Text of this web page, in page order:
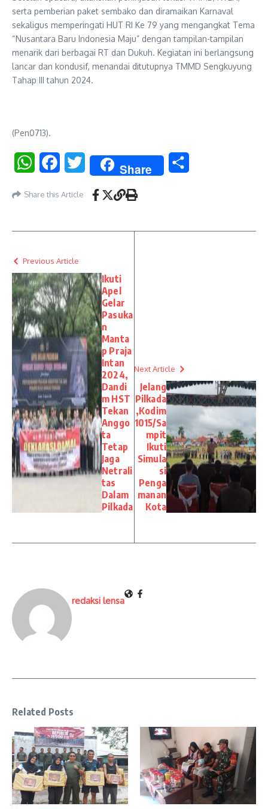
serta pemberian paket sembako dan diramaikan Karnaval
sekaligus memperingati HUT RI Ke 79 yang mengangkat Tema
“Nusantara Baru Indonesia Maju” dengan tampilan-tampilan
menarik dari berbagai RT dan Dukuh. Kegiatan ini berlangsung
lancar dan kondusif, menandai ditutupnya TMMD Sengkuyung
Tahap III tahun 2024.
(Pen0713).
WhatsAppFacebookTwitter Share
Share this Article
Previous Article
Ikuti
Apel
Gelar
Pasuka
n
Manta
p Praja
Intan
2024,
Dandi
m HST
Tekan
Anggo
ta
Tetap
Jaga
Netrali
tas
Dalam
Pilkada
Next Article
Jelang
Pilkada
,Kodim
1015/Sa
mpit
Ikuti
Simula
si
Penga
manan
Kota
redaksi lensa
Related Posts